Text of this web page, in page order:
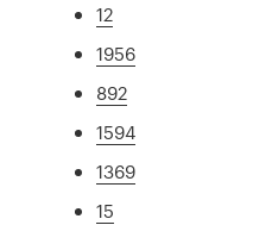
12
1956
892
1594
1369
15